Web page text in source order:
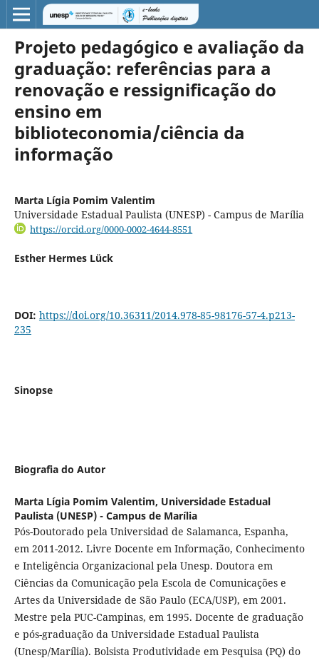
Projeto pedagógico e avaliação da
graduação: referências para a
renovação e ressignificação do
ensino em
biblioteconomia/ciência da
informação
Marta Lígia Pomim Valentim
Universidade Estadual Paulista (UNESP) - Campus de Marília
https://orcid.org/0000-0002-4644-8551
Esther Hermes Lück
DOI: https://doi.org/10.36311/2014.978-85-98176-57-4.p213-
235
Sinopse
Biografia do Autor
Marta Lígia Pomim Valentim, Universidade Estadual
Paulista (UNESP) - Campus de Marília
Pós-Doutorado pela Universidad de Salamanca, Espanha,
em 2011-2012. Livre Docente em Informação, Conhecimento
e Inteligência Organizacional pela Unesp. Doutora em
Ciências da Comunicação pela Escola de Comunicações e
Artes da Universidade de São Paulo (ECA/USP), em 2001.
Mestre pela PUC-Campinas, em 1995. Docente de graduação
e pós-graduação da Universidade Estadual Paulista
(Unesp/Marília). Bolsista Produtividade em Pesquisa (PQ) do